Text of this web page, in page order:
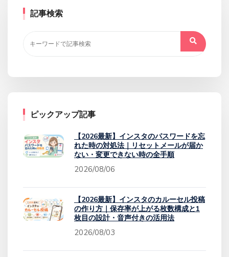
記事検索
ピックアップ記事
【2026最新】インスタのパスワードを忘
れた時の対処法｜リセットメールが届か
ない・変更できない時の全手順
2026/08/06
【2026最新】インスタのカルーセル投稿
の作り方｜保存率が上がる枚数構成と1
枚目の設計・音声付きの活用法
2026/08/03